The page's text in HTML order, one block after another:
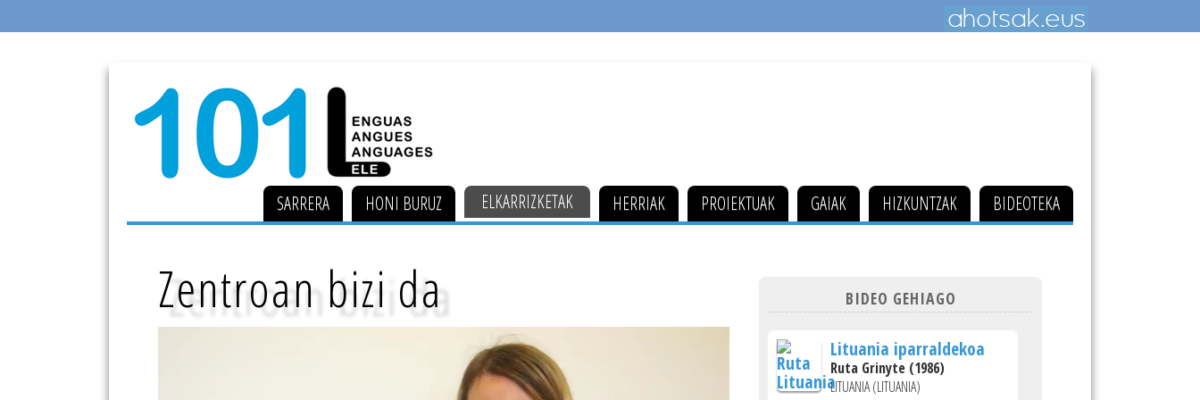
SARRERA HONI BURUZ ELKARRIZKETAK HERRIAK PROIEKTUAK GAIAK HIZKUNTZAK BIDEOTEKA
Zentroan bizi da BIDEO GEHIAGO
Lituania iparraldekoa
Ruta Grinyte (1986)
LITUANIA (LITUANIA)